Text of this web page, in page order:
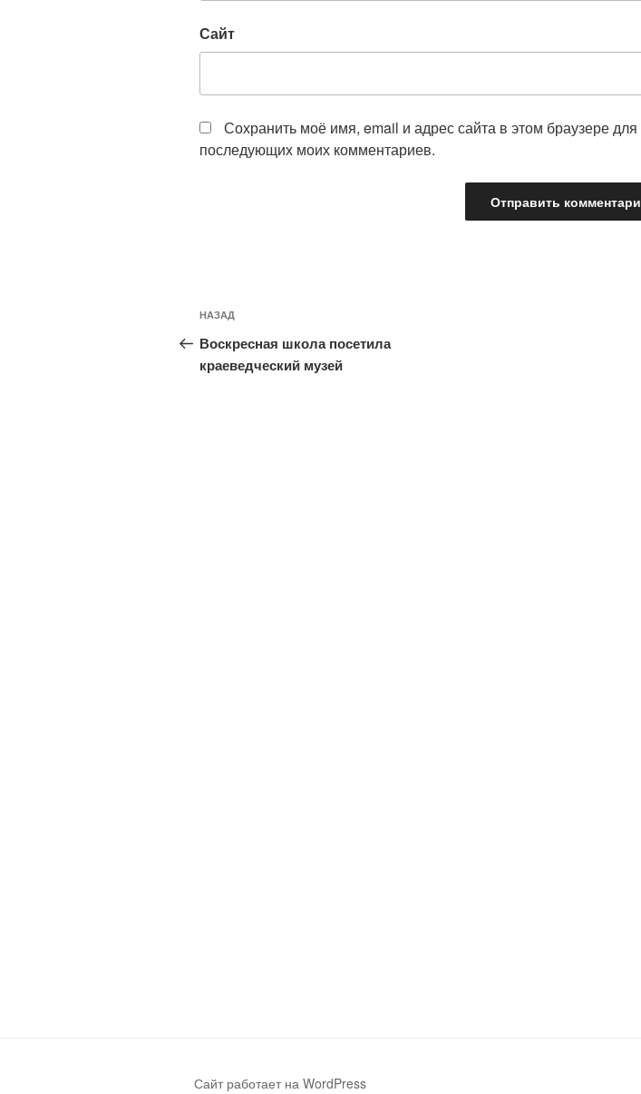
Сайт
Сохранить моё имя, email и адрес сайта в этом браузере для
последующих моих комментариев.
Навигация
по
записям
Предыдущая
запись:
НАЗАД
Воскресная школа посетила
краеведческий музей
Сайт работает на WordPress